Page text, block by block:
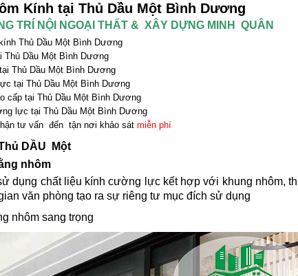
Kính tại Thủ Dầu Một Bình Dương
TRÍ NỘI NGOẠI THẤT & XÂY DỰNG MINH QUÂN
Thủ Dầu Một Bình Dương
Thủ Dầu Một Bình Dương
Thủ Dầu Một Bình Dương
tại Thủ Dầu Một Bình Dương
cấp tại Thủ Dầu Một Bình Dương
lực tại Thủ Dầu Một Bình Dương
tư vấn đến tận nơi khảo sát miễn phí
DẦU Một
nhôm
dụng chất liệu kính cường lực kết hợp với khung nhôm,
văn phòng tạo ra sự riêng tư mục đích sử dụng
nhôm sang trọng